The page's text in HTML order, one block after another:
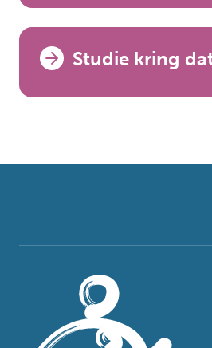
Studie kring